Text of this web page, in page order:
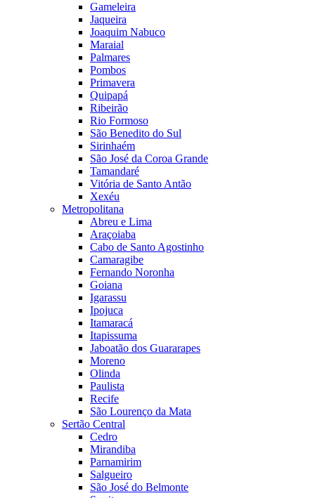
Gameleira
Jaqueira
Joaquim Nabuco
Maraial
Palmares
Pombos
Primavera
Quipapá
Ribeirão
Rio Formoso
São Benedito do Sul
Sirinhaém
São José da Coroa Grande
Tamandaré
Vitória de Santo Antão
Xexéu
Metropolitana
Abreu e Lima
Araçoiaba
Cabo de Santo Agostinho
Camaragibe
Fernando Noronha
Goiana
Igarassu
Ipojuca
Itamaracá
Itapissuma
Jaboatão dos Guararapes
Moreno
Olinda
Paulista
Recife
São Lourenço da Mata
Sertão Central
Cedro
Mirandiba
Parnamirim
Salgueiro
São José do Belmonte